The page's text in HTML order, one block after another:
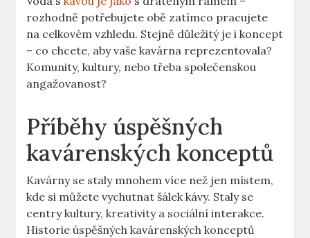
rozhodně potřebujete obě zatímco pracujete
na celkovém vzhledu. Stejně důležitý je i koncept
– co chcete, aby vaše kavárna reprezentovala?
Komunity, kultury, nebo třeba společenskou
angažovanost?
Příběhy úspěšných
kavárenských konceptů
Kavárny se staly mnohem více než jen místem,
kde si můžete vychutnat šálek kávy. Staly se
centry kultury, kreativity a sociální interakce.
Historie úspěšných kavárenských konceptů